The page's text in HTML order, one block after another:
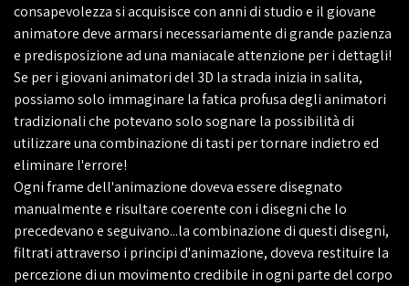
consapevolezza si acquisisce con anni di studio e il giovane
animatore deve armarsi necessariamente di grande pazienza
e predisposizione ad una maniacale attenzione per i dettagli!
Se per i giovani animatori del 3D la strada inizia in salita,
possiamo solo immaginare la fatica profusa degli animatori
tradizionali che potevano solo sognare la possibilità di
utilizzare una combinazione di tasti per tornare indietro ed
eliminare l'errore!
Ogni frame dell'animazione doveva essere disegnato
manualmente e risultare coerente con i disegni che lo
precedevano e seguivano...la combinazione di questi disegni,
filtrati attraverso i principi d'animazione, doveva restituire la
percezione di un movimento credibile in ogni parte del corpo